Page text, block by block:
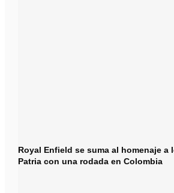
Royal Enfield se suma al homenaje a
Patria con una rodada en Colombia